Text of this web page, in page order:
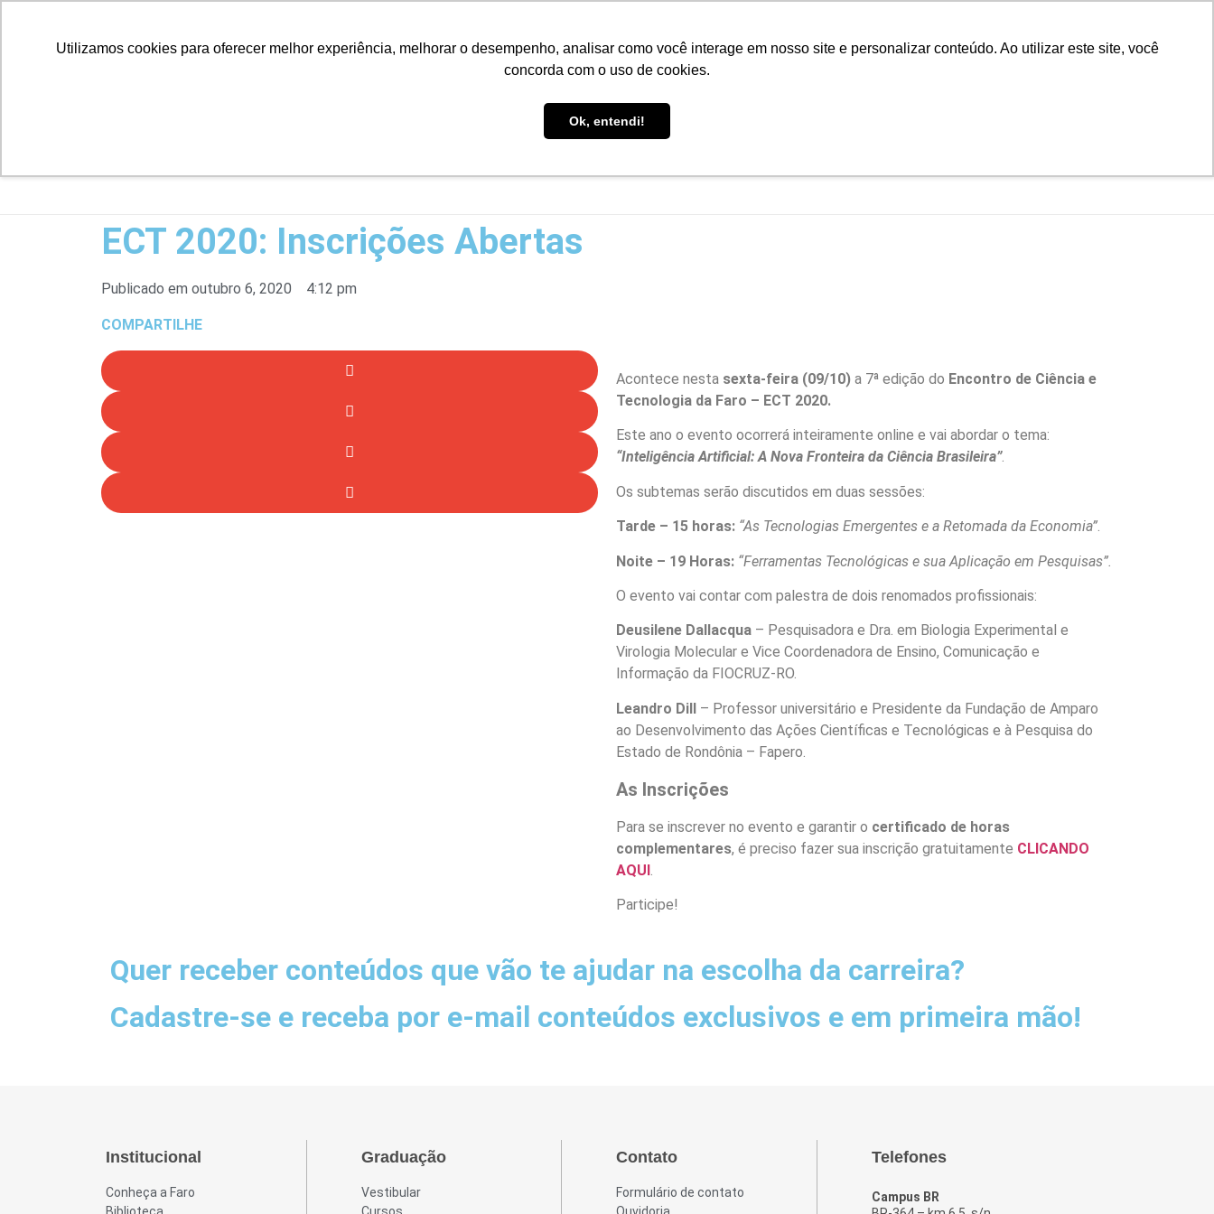
Utilizamos cookies para oferecer melhor experiência, melhorar o desempenho, analisar como você interage em nosso site e personalizar conteúdo. Ao utilizar este site, você
concorda com o uso de cookies.
Ok, entendi!
CONHEÇA A FARO CURSOS
ECT 2020: Inscrições Abertas
Publicado em outubro 6, 2020 4:12 pm
COMPARTILHE
Acontece nesta sexta-feira (09/10) a 7ª edição do Encontro de Ciência e
Tecnologia da Faro – ECT 2020.
Este ano o evento ocorrerá inteiramente online e vai abordar o tema:
“Inteligência Artificial: A Nova Fronteira da Ciência Brasileira”.
Os subtemas serão discutidos em duas sessões:
Tarde – 15 horas: “As Tecnologias Emergentes e a Retomada da Economia”.
Noite – 19 Horas: “Ferramentas Tecnológicas e sua Aplicação em Pesquisas”.
O evento vai contar com palestra de dois renomados profissionais:
Deusilene Dallacqua – Pesquisadora e Dra. em Biologia Experimental e
Virologia Molecular e Vice Coordenadora de Ensino, Comunicação e
Informação da FIOCRUZ-RO.
Leandro Dill – Professor universitário e Presidente da Fundação de Amparo
ao Desenvolvimento das Ações Científicas e Tecnológicas e à Pesquisa do
Estado de Rondônia – Fapero.
As Inscrições
Para se inscrever no evento e garantir o certificado de horas
complementares, é preciso fazer sua inscrição gratuitamente CLICANDO
AQUI
Participe!
Quer receber conteúdos que vão te ajudar na escolha da carreira?
Cadastre-se e receba por e-mail conteúdos exclusivos e em primeira mão!
Institucional
Conheça a Faro
Graduação
Vestibular
Contato
Formulário de contato
Telefones
Campus BR